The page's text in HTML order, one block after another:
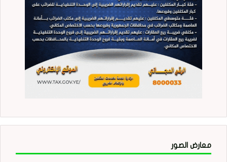
معارض الصور